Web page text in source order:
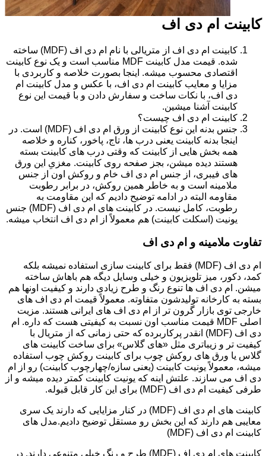
کابینت ام دی اف
کابینت ام دی اف از متریالی با نام ام دی اف (MDF) ساخته
شده. قیمت مدل کابینت MDF مناسب است و یک نوع کابینت
اقتصادی محسوب میشه. اینجا بصورت خلاصه و کاربردی با
مزایا و معایب کابینت ام دی اف، با عکس و مدل کابینت ام
دی اف، با نکات ساخت و سفارش دادن و با قیمت این نوع
کابینت آشنا میشین.
کابینت ام دی اف چیست؟
جنس بدنه این نوع کابینت از ورق ام دی اف (MDF) است. در
اینجا بدنه کابینت یعنی درب ها، تاج، پاخور، کناره و خلاصه
همه بخش هایی از کابینت که وقتی درب های کابینت بسته
هستند دیده میشن، بجز صفحه روی کابینت. مغزیِ این ورق
های فیبری، از جنس ام دی اف خام و روکش اون از جنس
ملامینه است و به خاطر همین روکش، در برابر رطوبت
مقاومه البته در ادامه توضیح دادیم که این مقاومت به
رطوبت، کامل نیست. در کابینت های ام دی اف (MDF) جنس
یونیت (اسکلت کابینت) هم معمولاً از ام دی اف انتخاب میشه.
تفاوت ملامینه و ام دی اف
ام دی اف (MDF) فقط برای کابینت سازی استفاده نمیشه بلکه
کمد، دکور، میز تلویزیون و خیلی وسایل دیگه هم باهاش ساخته
میشن. ام دی اف ها تنوع رنگ و طرح زیادی دارند و کیفیت اونها هم
بسته به کارخانه تولیدشون متفاوته. معمولاً قیمت ام دی اف های
خارجی توی بازار گرون تر از ام دی اف های ایرانی هستند. مزیت
اصلی MDF قیمت مناسب اون نسبت به کیفیتی هست که داره. ام
دی اف (MDF) انقدر پرکاربرده که حتی زمانی که از متریال با
کیفیت تر و زیباتری مثل «های گلاس» برای ساخت کابینت های
گلاس یا ورق های روکش چوب برای کابینت روکش چوب استفاده
میشه، معمولاً یونیت کابینت (یعنی سازه/چهارچوب کابینت) رو از ام
دی اف می سازند. علتش اینه که یونیت کابینت کمتر دیده میشه و از
طرفی کیفیت ام دی اف (MDF) برای این کار قابل قبوله.
کابینت های ام دی اف (MDF) در کنار مزایایی که دارند یک سری
معایبی هم دارند که این بخش رو مستقل توضیح دادیم.مدل های
کابینت ام دی اف (MDF)
کابینت های ام دی اف (MDF) طرح و رنگ خیلی متنوعی دارند. در